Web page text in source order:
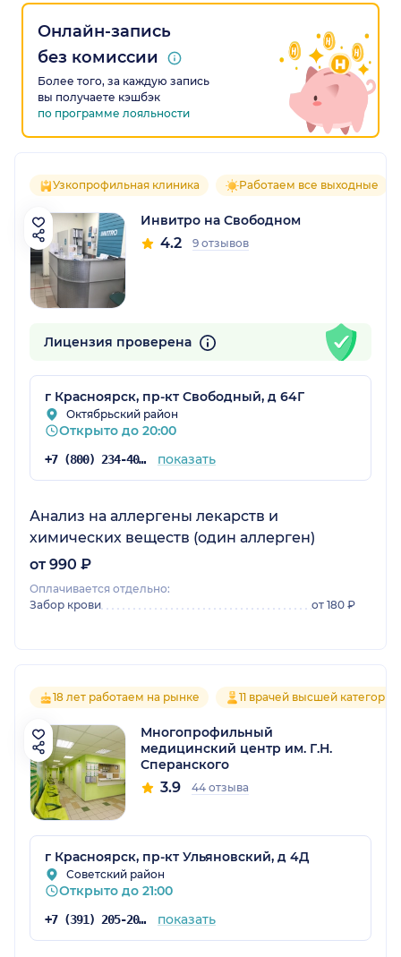
Онлайн-запись
без комиссии
Более того, за каждую запись
вы получаете кэшбэк
по программе лояльности
Узкопрофильная клиника Работаем все выходные
Инвитро на Свободном
4.2 9 отзывов
Лицензия проверена
г Красноярск, пр-кт Свободный, д 64Г
Октябрьский район
Открыто до 20:00
+7 (800) 234-40-50 показать
Анализ на аллергены лекарств и
химических веществ (один аллерген)
от 990 ₽
Оплачивается отдельно:
Забор крови
от 180 ₽
18 лет работаем на рынке 11 врачей высшей категории
Многопрофильный
медицинский центр им. Г.Н.
Сперанского
3.9 44 отзыва
г Красноярск, пр-кт Ульяновский, д 4Д
Советский район
Открыто до 21:00
+7 (391) 205-20-35 показать